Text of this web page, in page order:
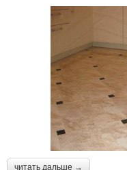
читать дальше →